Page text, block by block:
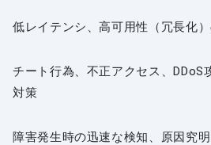
低レイテンシ、高可用性（冗長化
チート行為、不正アクセス、DDoS
対策
障害発生時の迅速な検知、原因究